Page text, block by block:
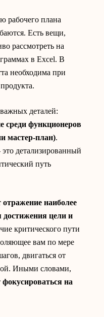
рабочего плана
Есть вещи,
рассмотреть на
в Excel. В
необходима при
деталей:
среди функционеров
мастер-план).
детализированный
путь
отражение наиболее
цели и
критического пути
вам по мере
двигаться от
Иными словами,
фокусироваться на